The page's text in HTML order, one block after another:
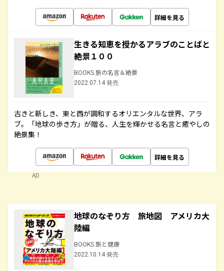
詳細を見る
生きる知恵を授かるアラブのことばと
絶景１００
BOOKS 旅の名言＆絶景
2022.07.14 発売
古きと新しき、東と西が調和するオリエンタルな世界、アラ
ブ。「地球の歩き方」が贈る、人生を輝かせる名言と癒やしの
絶景集！
詳細を見る
AD
地球のなぞり方 旅地図 アメリカ大
陸編
BOOKS 旅と健康
2022.10.14 発売